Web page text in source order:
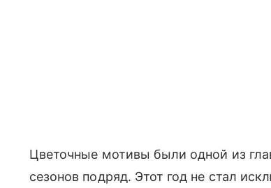
Цветочные мотивы были одной из
сезонов подряд. Этот год не стал